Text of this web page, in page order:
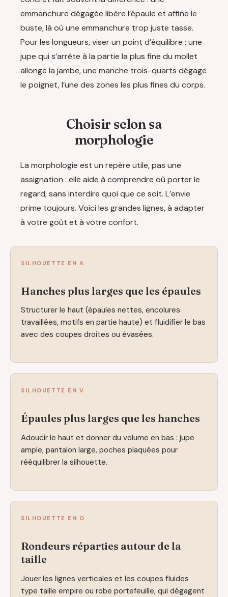
emmanchure dégagée libère l’épaule et affine le
buste, là où une emmanchure trop juste tasse.
Pour les longueurs, viser un point d’équilibre : une
jupe qui s’arrête à la partie la plus fine du mollet
allonge la jambe, une manche trois-quarts dégage
le poignet, l’une des zones les plus fines du corps.
Choisir selon sa
morphologie
La morphologie est un repère utile, pas une
assignation : elle aide à comprendre où porter le
regard, sans interdire quoi que ce soit. L’envie
prime toujours. Voici les grandes lignes, à adapter
à votre goût et à votre confort.
SILHOUETTE EN A
Hanches plus larges que les épaules
Structurer le haut (épaules nettes, encolures
travaillées, motifs en partie haute) et fluidifier le bas
avec des coupes droites ou évasées.
SILHOUETTE EN V
Épaules plus larges que les hanches
Adoucir le haut et donner du volume en bas : jupe
ample, pantalon large, poches plaquées pour
rééquilibrer la silhouette.
SILHOUETTE EN O
Rondeurs réparties autour de la
taille
Jouer les lignes verticales et les coupes fluides
type taille empire ou robe portefeuille, qui dégagent